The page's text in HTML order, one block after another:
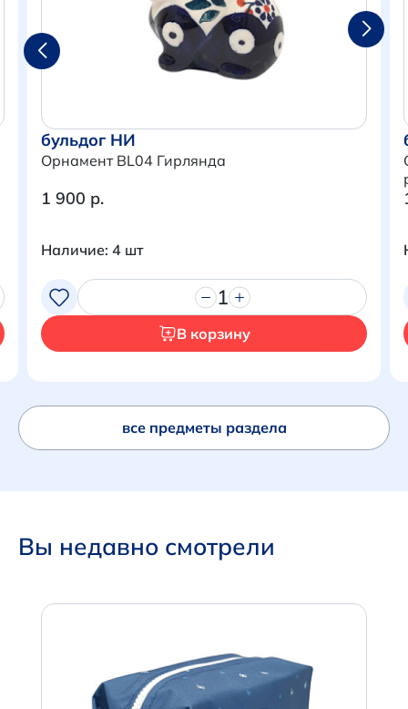
0 р.
Продолжить покупки
бульдог НИ
Орнамент BL04 Гирлянда
1 900 р.
Наличие: 4 шт
1
В корзину
все предметы раздела
Вы недавно смотрели